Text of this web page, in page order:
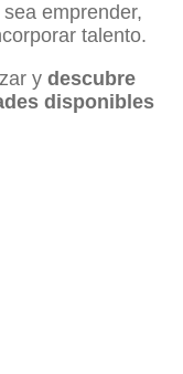
emprender,
talento.
y descubre
disponibles